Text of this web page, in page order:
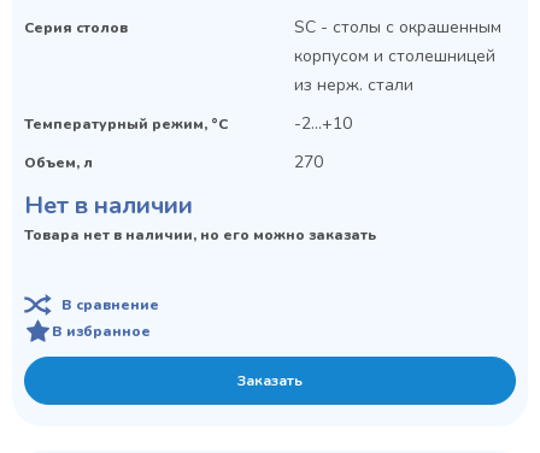
Серия столов
SC - столы с окрашенным
корпусом и столешницей
из нерж. стали
Температурный режим, °C -2...+10
Объем, л 270
Нет в наличии
Товара нет в наличии, но его можно заказать
В сравнение
В избранное
Заказать